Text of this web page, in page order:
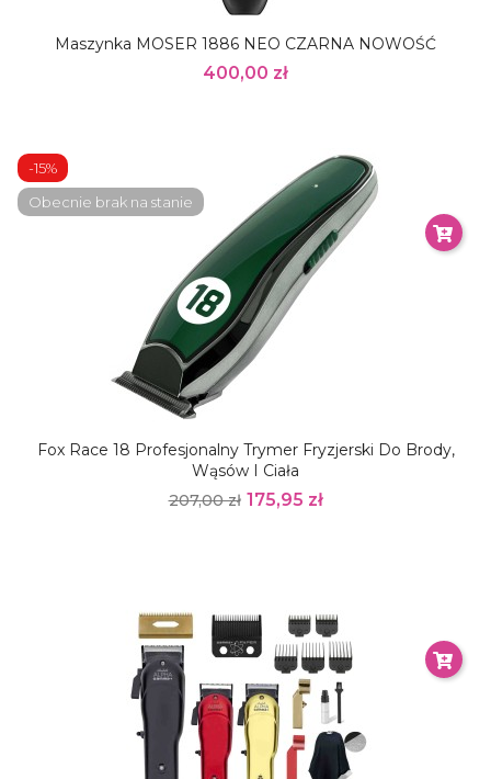
Maszynka MOSER 1886 NEO CZARNA NOWOŚĆ
400,00 zł
Fox Race 18 Profesjonalny Trymer Fryzjerski Do Brody,
Wąsów I Ciała
207,00 zł 175,95 zł
-15%
Obecnie brak na stanie